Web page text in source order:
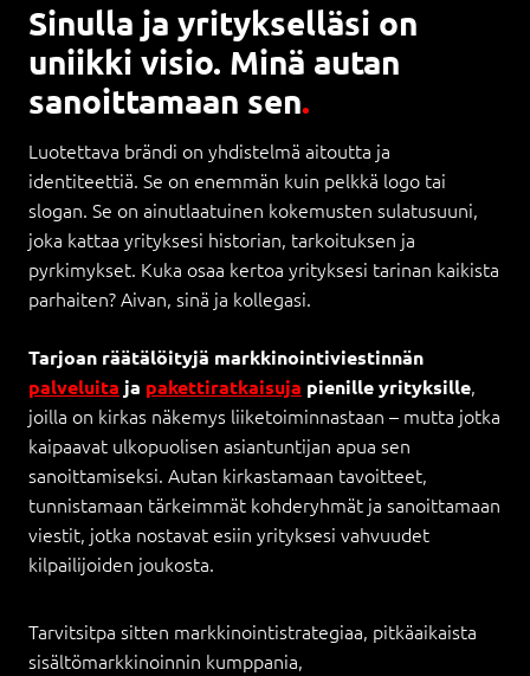
Sinulla ja yritykselläsi on
uniikki visio. Minä autan
sanoittamaan sen.
Luotettava brändi on yhdistelmä aitoutta ja
identiteettiä. Se on enemmän kuin pelkkä logo tai
slogan. Se on ainutlaatuinen kokemusten sulatusuuni,
joka kattaa yrityksesi historian, tarkoituksen ja
pyrkimykset. Kuka osaa kertoa yrityksesi tarinan kaikista
parhaiten? Aivan, sinä ja kollegasi.
Tarjoan räätälöityjä markkinointiviestinnän
palveluita ja pakettiratkaisuja pienille yrityksille,
joilla on kirkas näkemys liiketoiminnastaan – mutta jotka
kaipaavat ulkopuolisen asiantuntijan apua sen
sanoittamiseksi. Autan kirkastamaan tavoitteet,
tunnistamaan tärkeimmät kohderyhmät ja sanoittamaan
viestit, jotka nostavat esiin yrityksesi vahvuudet
kilpailijoiden joukosta.
Tarvitsitpa sitten markkinointistrategiaa, pitkäaikaista
sisältömarkkinoinnin kumppania,